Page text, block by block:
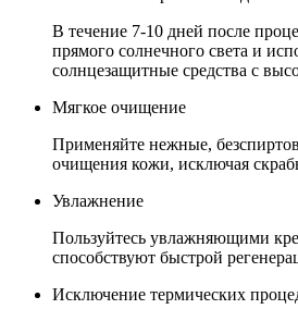
В течение 7-10 дней после
прямого солнечного света и
солнцезащитные средства с
Мягкое очищение
Применяйте нежные,
очищения кожи, исключая
Увлажнение
Пользуйтесь увлажняющими
способствуют быстрой
Исключение термических